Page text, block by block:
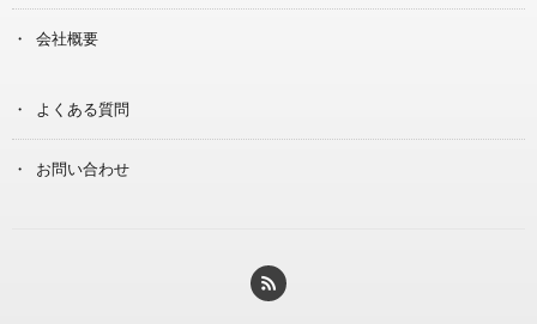
会社概要
よくある質問
お問い合わせ